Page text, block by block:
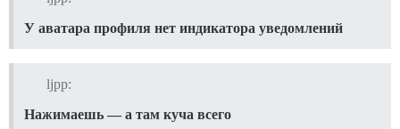
У аватара профиля нет индикатора уведомлений
ljpp:
Нажимаешь — а там куча всего